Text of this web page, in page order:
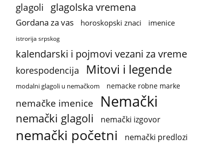
glagoli glagolska vremena
Gordana za vas horoskopski znaci imenice
istrorija srpskog
kalendarski i pojmovi vezani za vreme
korespodencija Mitovi i legende
modalni glagoli u nemačkom nemacke robne marke
nemačke imenice Nemački
nemački glagoli nemački izgovor
nemački početni nemački predlozi